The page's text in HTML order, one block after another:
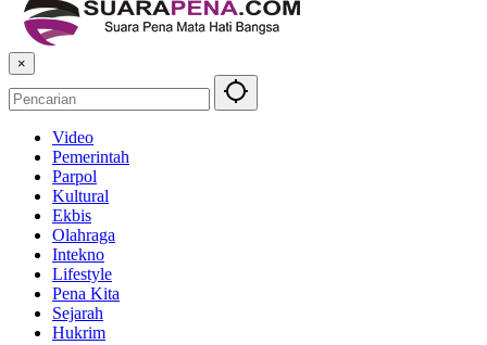
×
Video
Pemerintah
Parpol
Kultural
Ekbis
Olahraga
Intekno
Lifestyle
Pena Kita
Sejarah
Hukrim